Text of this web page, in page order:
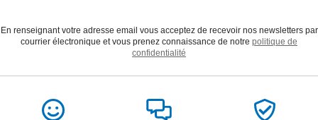
En renseignant votre adresse email vous acceptez de recevoir nos newsletters par
courrier électronique et vous prenez connaissance de notre politique de
confidentialité